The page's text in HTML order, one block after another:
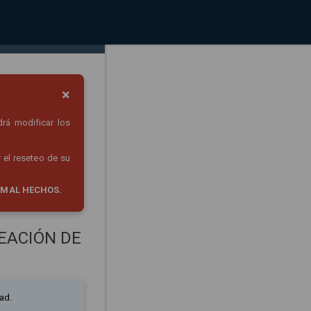
×
modificar los
el reseteo de su
HECHOS.
DE